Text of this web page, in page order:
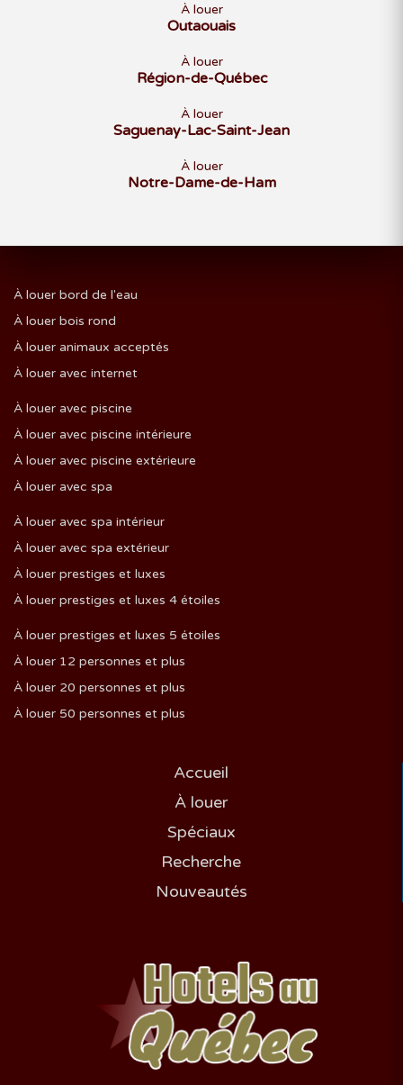
À louer
Outaouais
À louer
Région-de-Québec
À louer
Saguenay-Lac-Saint-Jean
À louer
Notre-Dame-de-Ham
À louer bord de l'eau
À louer bois rond
À louer animaux acceptés
À louer avec internet
À louer avec piscine
À louer avec piscine intérieure
À louer avec piscine extérieure
À louer avec spa
À louer avec spa intérieur
À louer avec spa extérieur
À louer prestiges et luxes
À louer prestiges et luxes 4 étoiles
À louer prestiges et luxes 5 étoiles
À louer 12 personnes et plus
À louer 20 personnes et plus
À louer 50 personnes et plus
Accueil
À louer
Spéciaux
Recherche
Nouveautés